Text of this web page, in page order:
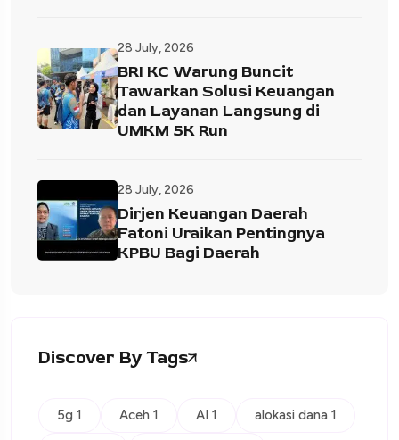
28 July, 2026
BRI KC Warung Buncit
Tawarkan Solusi Keuangan
dan Layanan Langsung di
UMKM 5K Run
28 July, 2026
Dirjen Keuangan Daerah
Fatoni Uraikan Pentingnya
KPBU Bagi Daerah
Discover By Tags
5g 1 Aceh 1 AI 1 alokasi dana 1